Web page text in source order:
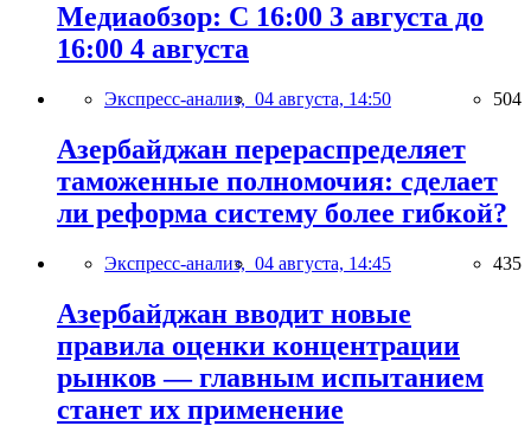
Медиаобзор: С 16:00 3 августа до
16:00 4 августа
Экспресс-анализ, 04 августа, 14:50 504
Азербайджан перераспределяет
таможенные полномочия: сделает
ли реформа систему более гибкой?
Экспресс-анализ, 04 августа, 14:45 435
Азербайджан вводит новые
правила оценки концентрации
рынков — главным испытанием
станет их применение